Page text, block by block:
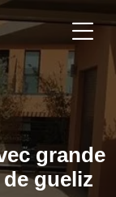
grande
gueliz